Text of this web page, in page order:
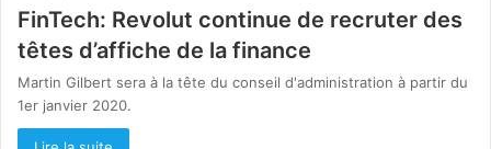
FinTech: Revolut continue de recruter des
têtes d’affiche de la finance
Martin Gilbert sera à la tête du conseil d'administration à partir du
1er janvier 2020.